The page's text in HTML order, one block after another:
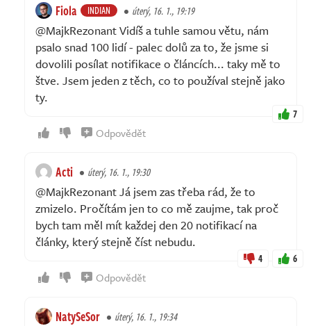
Fiola INDIAN úterý, 16. 1., 19:19
@MajkRezonant Vidíš a tuhle samou větu, nám
psalo snad 100 lidí - palec dolů za to, že jsme si
dovolili posílat notifikace o článcích... taky mě to
štve. Jsem jeden z těch, co to používal stejně jako
ty.
7
Odpovědět
Acti úterý, 16. 1., 19:30
@MajkRezonant Já jsem zas třeba rád, že to
zmizelo. Pročítám jen to co mě zaujme, tak proč
bych tam měl mít každej den 20 notifikací na
články, který stejně číst nebudu.
4 6
Odpovědět
NatySeSor úterý, 16. 1., 19:34